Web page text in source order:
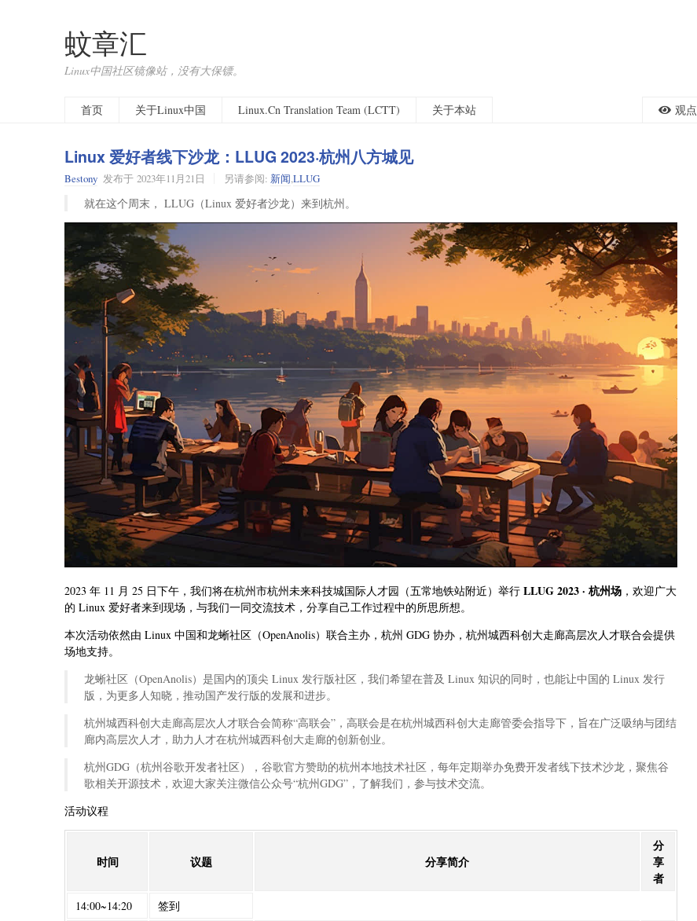
蚊章汇
Linux中国社区镜像站，没有大保镖。
首页
关于Linux中国 Linux.Cn Translation Team (LCTT) 关于本站 观点
Linux 爱好者线下沙龙：LLUG 2023·杭州八方城见
Bestony 发布于 2023年11月21日 另请参阅: 新闻,LLUG
就在这个周末， LLUG（Linux 爱好者沙龙）来到杭州。
2023 年 11 月 25 日下午，我们将在杭州市杭州未来科技城国际人才园（五常地铁站附近）举行 LLUG 2023 · 杭州场 ，欢迎广大
的 Linux 爱好者来到现场，与我们一同交流技术，分享自己工作过程中的所思所想。
本次活动依然由 Linux 中国和龙蜥社区（OpenAnolis）联合主办，杭州 GDG 协办，杭州城西科创大走廊高层次人才联合会提供
场地支持。
龙蜥社区（OpenAnolis）是国内的顶尖 Linux 发行版社区，我们希望在普及 Linux 知识的同时，也能让中国的 Linux 发行
版，为更多人知晓，推动国产发行版的发展和进步。
杭州城西科创大走廊高层次人才联合会简称“高联会”，高联会是在杭州城西科创大走廊管委会指导下，旨在广泛吸纳与团结
廊内高层次人才，助力人才在杭州城西科创大走廊的创新创业。
杭州GDG（杭州谷歌开发者社区），谷歌官方赞助的杭州本地技术社区，每年定期举办免费开发者线下技术沙龙，聚焦谷
歌相关开源技术，欢迎大家关注微信公众号“杭州GDG”，了解我们，参与技术交流。
活动议程
时间 议题 分享简介
分
享
者
14:00~14:20 签到